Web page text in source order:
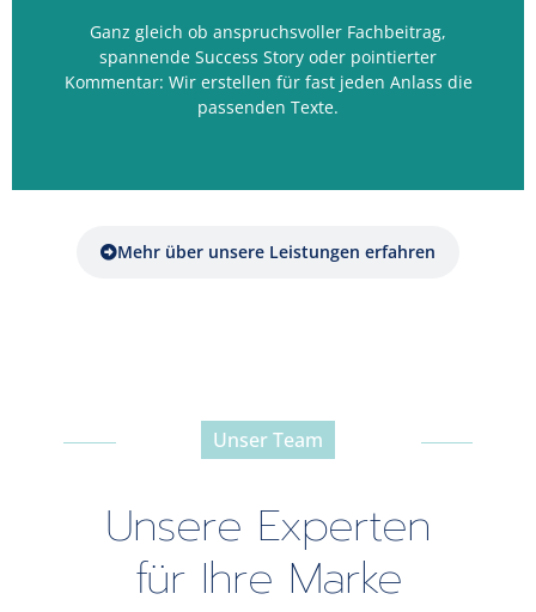
Ganz gleich ob anspruchsvoller Fachbeitrag,
spannende Success Story oder pointierter
Kommentar: Wir erstellen für fast jeden Anlass die
passenden Texte.
Mehr über unsere Leistungen erfahren
-----------------------------------------------
Unser Team
Unsere Experten
für Ihre Marke